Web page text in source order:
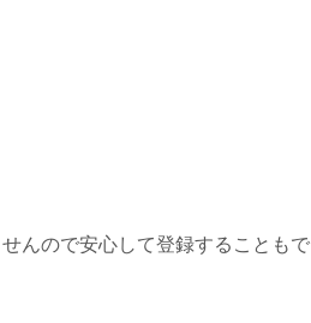
んので安心して登録することもで